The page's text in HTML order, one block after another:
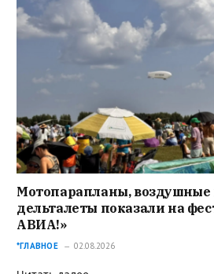
Мотопарапланы,
дельталеты показали на
АВИА!»
*ГЛАВНОЕ 02.08.2026